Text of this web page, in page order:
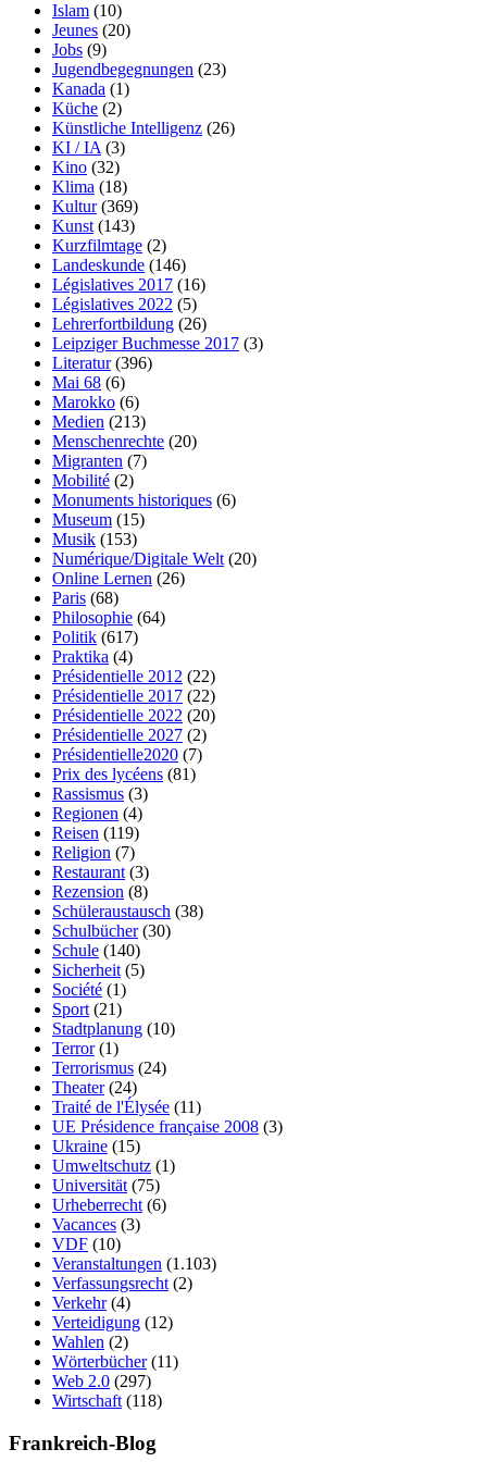
Islam (10)
Jeunes (20)
Jobs (9)
Jugendbegegnungen (23)
Kanada (1)
Küche (2)
Künstliche Intelligenz (26)
KI / IA (3)
Kino (32)
Klima (18)
Kultur(369)
Kunst (143)
Kurzfilmtage (2)
Landeskunde (146)
Législatives 2017 (16)
Législatives 2022 (5)
Lehrerfortbildung (26)
Leipziger Buchmesse 2017 (3)
Literatur(396)
Mai 68 (6)
Marokko (6)
Medien (213)
Menschenrechte (20)
Migranten (7)
Mobilité (2)
Monuments historiques (6)
Museum (15)
Musik (153)
Numérique/Digitale Welt (20)
Online Lernen (26)
Paris (68)
Philosophie (64)
Politik (617)
Praktika (4)
Présidentielle 2012 (22)
Présidentielle 2017 (22)
Présidentielle 2022 (20)
Présidentielle 2027 (2)
Présidentielle2020 (7)
Prix des lycéens (81)
Rassismus (3)
Regionen (4)
Reisen (119)
Religion (7)
Restaurant (3)
Rezension (8)
Schüleraustausch (38)
Schulbücher(30)
Schule (140)
Sicherheit (5)
Société (1)
Sport (21)
Stadtplanung (10)
Terror(1)
Terrorismus (24)
Theater(24)
Traité de l'Élysée (11)
UE Présidence française 2008 (3)
Ukraine (15)
Umweltschutz (1)
Universität (75)
Urheberrecht (6)
Vacances (3)
VDF (10)
Veranstaltungen (1.103)
Verfassungsrecht (2)
Verkehr(4)
Verteidigung (12)
Wahlen (2)
Wörterbücher(11)
Web 2.0 (297)
Wirtschaft (118)
Frankreich-Blog